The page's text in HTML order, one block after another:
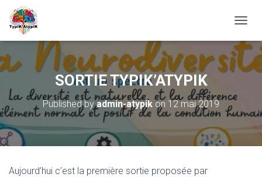
U
V
I
E
SORTIE TYPIK’ATYPIK
Published byadmin-atypik on 12 mai 2019
Aujourd’hui c’est la première sortie proposée par